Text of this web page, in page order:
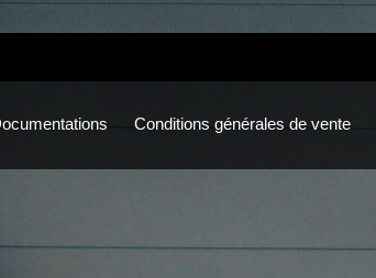
Conditions générales de vente